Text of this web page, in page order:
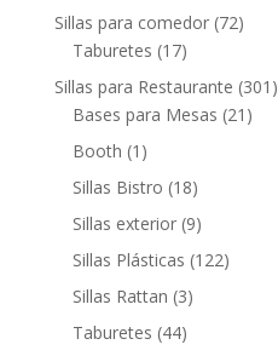
Sillas para comedor (72)
Taburetes (17)
Sillas para Restaurante (301)
Bases para Mesas (21)
Booth (1)
Sillas Bistro (18)
Sillas exterior (9)
Sillas Plásticas (122)
Sillas Rattan (3)
Taburetes (44)